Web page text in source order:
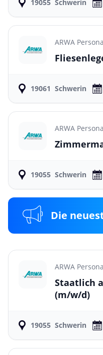
19055 Schwerin
ARWA
19061 Schwerin
ARWA
19055 Schwerin
Die
ARWA
Staatlich
(m/w/d)
19055 Schwerin